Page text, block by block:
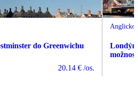
do Greenwichu
20.14 € /os.
Anglicko